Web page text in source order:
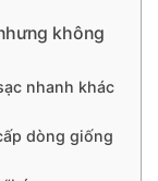
không
nhanh khác
dòng giống